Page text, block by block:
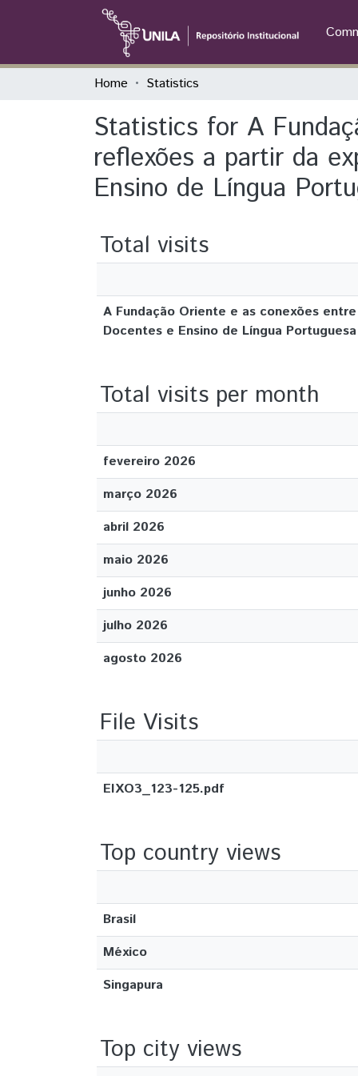
Home Statistics
Statistics for A
reflexões a partir da
Ensino de Língua
Total visits
A Fundação Oriente e as conexões
Docentes e Ensino de Língua
Total visits per month
fevereiro 2026
março 2026
abril 2026
maio 2026
junho 2026
julho 2026
agosto 2026
File Visits
EIXO3_123-125.pdf
Top country views
Brasil
México
Singapura
Top city views